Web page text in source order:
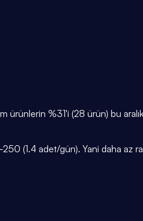
%31'i (28 ürün) bu
(1.4 adet/gün). Yani daha az